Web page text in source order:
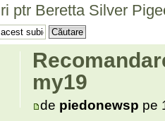
ptr Beretta Silver
my19
de piedonewsp pe